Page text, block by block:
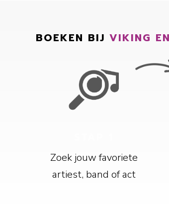
BOEKEN BIJ VIKING
Zoek jouw favoriete
artiest, band of act